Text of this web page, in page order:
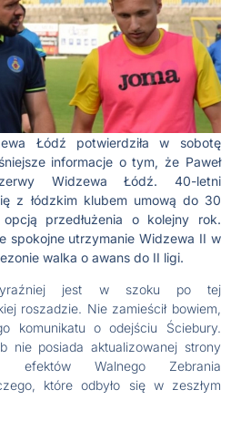
Łódź potwierdziła w sobotę
informacje o tym, że Paweł
Widzewa Łódź. 40-letni
z łódzkim klubem umową do 30
przedłużenia o kolejny rok.
spokojne utrzymanie Widzewa II w
walka o awans do II ligi.
jest w szoku po tej
roszadzie. Nie zamieścił bowiem,
komunikatu o odejściu Ściebury.
nie posiada aktualizowanej strony
efektów Walnego Zebrania
które odbyło się w zeszłym